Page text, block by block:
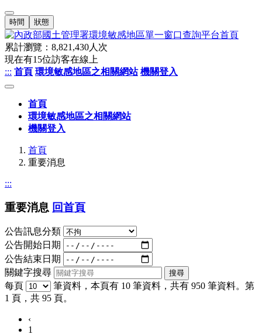
時間 狀態
累計瀏覽： 8,821,430人次
現在有15位訪客在線上
::: 首頁 環境敏感地區之相關網站 機關登入
首頁
環境敏感地區之相關網站
機關登入
首頁
重要消息
:::
重要消息 回首頁
公告訊息分類
公告開始日期
公告結束日期
關鍵字搜尋
每頁
筆資料，本頁有 10 筆資料，共有 950 筆資料。第
1 頁，共 95 頁。
‹
1